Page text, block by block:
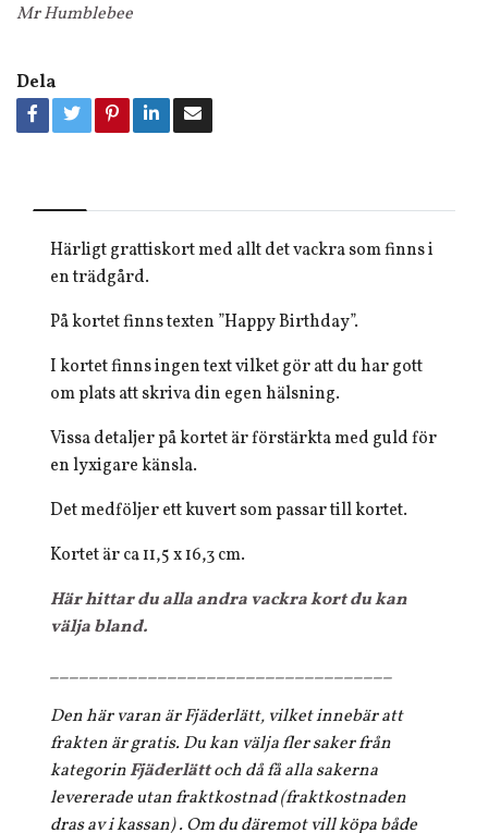
Mr Humblebee
Dela
Härligt grattiskort med allt det vackra som finns i
en trädgård.
På kortet finns texten ”Happy Birthday”.
I kortet finns ingen text vilket gör att du har gott
om plats att skriva din egen hälsning.
Vissa detaljer på kortet är förstärkta med guld för
en lyxigare känsla.
Det medföljer ett kuvert som passar till kortet.
Kortet är ca 11,5 x 16,3 cm.
Här hittar du alla andra vackra kort du kan
välja bland.
___________________________________
Den här varan är Fjäderlätt, vilket innebär att
frakten är gratis. Du kan välja fler saker från
kategorinFjäderlättoch då få alla sakerna
levererade utan fraktkostnad (fraktkostnaden
dras av i kassan) . Om du däremot vill köpa både